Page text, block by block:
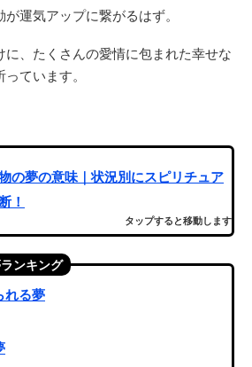
運気アップに繋がるはず。
に、たくさんの愛情に包まれた幸せな
ています。
の夢の意味｜状況別にスピリチュア
！
タップすると移動します
ンキング
れる夢